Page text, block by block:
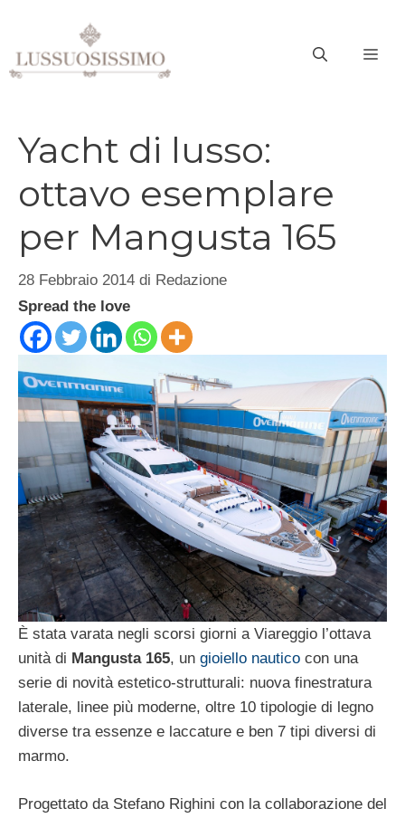
contenuto
Yacht di lusso:
ottavo esemplare
per Mangusta 165
28 Febbraio 2014 di Redazione
Spread the love
È stata varata negli scorsi giorni a Viareggio l’ottava
unità di Mangusta 165, un gioiello nautico con una
serie di novità estetico-strutturali: nuova finestratura
laterale, linee più moderne, oltre 10 tipologie di legno
diverse tra essenze e laccature e ben 7 tipi diversi di
marmo.
Progettato da Stefano Righini con la collaborazione del